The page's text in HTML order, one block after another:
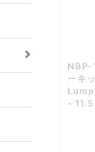
ーキ
-